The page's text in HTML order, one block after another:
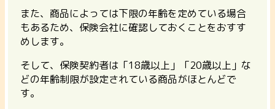
また、商品によっては下限の年齢を定めている場合
もあるため、保険会社に確認しておくことをおすす
めします。
そして、保険契約者は「18歳以上」「20歳以上」な
どの年齢制限が設定されている商品がほとんどで
す。